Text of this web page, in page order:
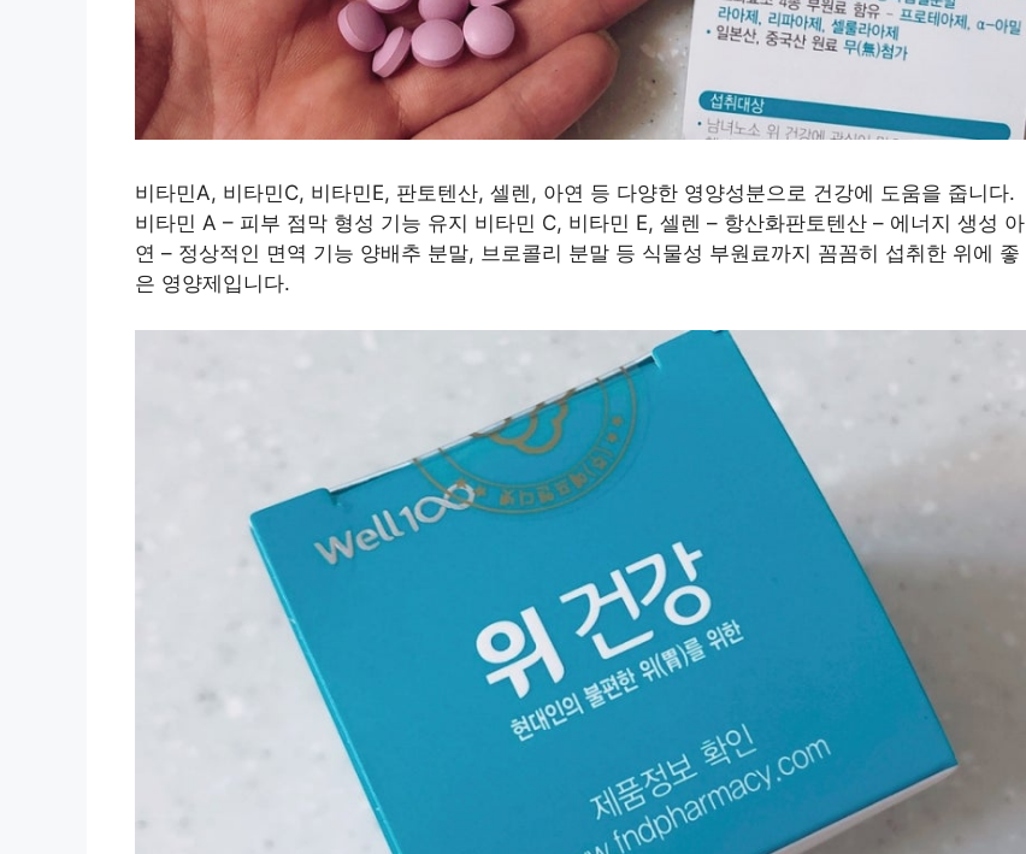
비타민A, 비타민C, 비타민E, 판토텐산, 셀렌, 아연 등 다양한 영양성분으로 건강에 도움을 줍니다.
비타민 A – 피부 점막 형성 기능 유지 비타민 C, 비타민 E, 셀렌 – 항산화판토텐산 – 에너지 생성 아
연 – 정상적인 면역 기능 양배추 분말, 브로콜리 분말 등 식물성 부원료까지 꼼꼼히 섭취한 위에 좋
은 영양제입니다.